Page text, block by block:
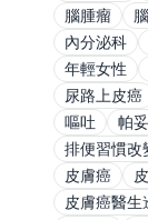
腦腫瘤
內分泌科
年輕女性
尿路上皮癌
嘔吐
帕
排便習慣改
皮膚癌
皮膚癌醫生